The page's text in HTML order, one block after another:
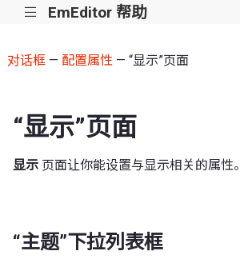
||| EmEditor 帮助
对话框— 配置属性— “显示”页面
“显示”页面
显示 页面让你能设置与显示相关的属性。
“主题”下拉列表框